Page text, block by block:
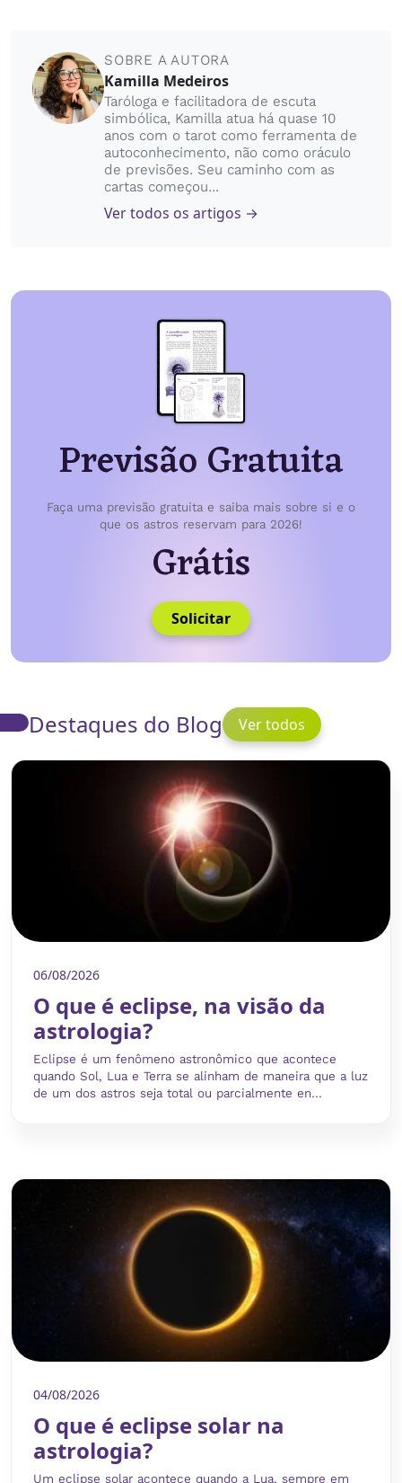
SOBRE A AUTORA
Kamilla Medeiros
Taróloga e facilitadora de escuta
simbólica, Kamilla atua há quase 10
anos com o tarot como ferramenta de
autoconhecimento, não como oráculo
de previsões. Seu caminho com as
cartas começou...
Ver todos os artigos →
Previsão Gratuita
Faça uma previsão gratuita e saiba mais sobre si e o
que os astros reservam para 2026!
Grátis
Solicitar
Destaques do Blog Ver todos
06/08/2026
O que é eclipse, na visão da
astrologia?
Eclipse é um fenômeno astronômico que acontece
quando Sol, Lua e Terra se alinham de maneira que a luz
de um dos astros seja total ou parcialmente en...
04/08/2026
O que é eclipse solar na
astrologia?
Um eclipse solar acontece quando a Lua, sempre em